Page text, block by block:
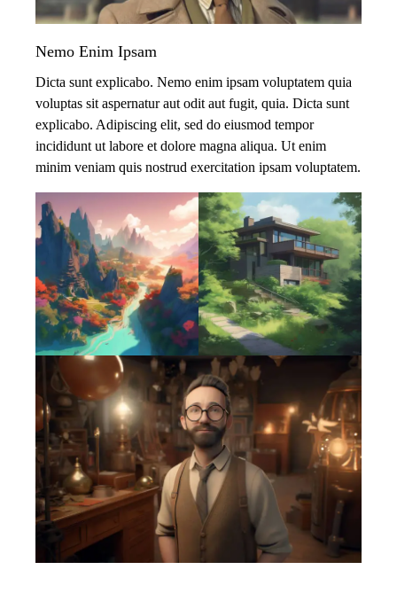
Nemo Enim Ipsam
Dicta sunt explicabo. Nemo enim ipsam voluptatem quia
voluptas sit aspernatur aut odit aut fugit, quia. Dicta sunt
explicabo. Adipiscing elit, sed do eiusmod tempor
incididunt ut labore et dolore magna aliqua. Ut enim
minim veniam quis nostrud exercitation ipsam voluptatem.